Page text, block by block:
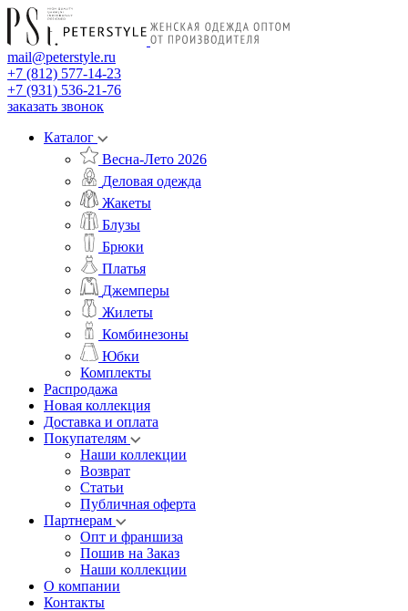
mail@peterstyle.ru
+7 (812) 577-14-23
+7 (931) 536-21-76
заказать звонок
Каталог
Весна-Лето 2026
Деловая одежда
Жакеты
Блузы
Брюки
Платья
Джемперы
Жилеты
Комбинезоны
Юбки
Комплекты
Распродажа
Новая коллекция
Доставка и оплата
Покупателям
Наши коллекции
Возврат
Статьи
Публичная оферта
Партнерам
Опт и франшиза
Пошив на Заказ
Наши коллекции
О компании
Контакты